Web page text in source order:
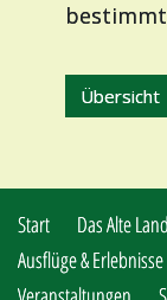
Übersicht
Start Das Alte Land
Ausflüge & Erlebnisse